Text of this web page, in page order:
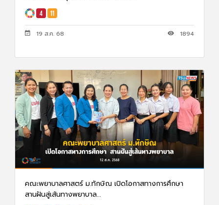
19 ส.ค. 68 1894
คณะพยาบาลศาสตร์ ม.ทักษิณ เปิดโอกาสทางการศึกษา
สานฝันสู่เส้นทางพยาบาล...